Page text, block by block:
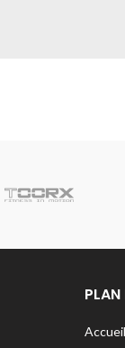
PLAN
Accueil